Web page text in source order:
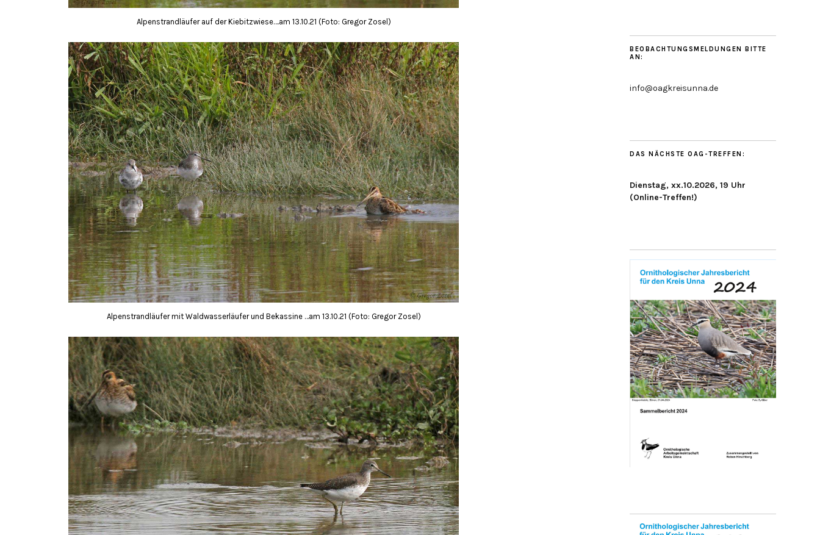
Alpenstrandläufer auf der Kiebitzwiese….am 13.10.21 (Foto: Gregor Zosel)
Alpenstrandläufer mit Waldwasserläufer und Bekassine …am 13.10.21 (Foto: Gregor Zosel)
BEOBACHTUNGSMELDUNGEN BITTE
AN:
info@oagkreisunna.de
DAS NÄCHSTE OAG-TREFFEN:
Dienstag, xx.10.2026, 19 Uhr
(Online-Treffen!)